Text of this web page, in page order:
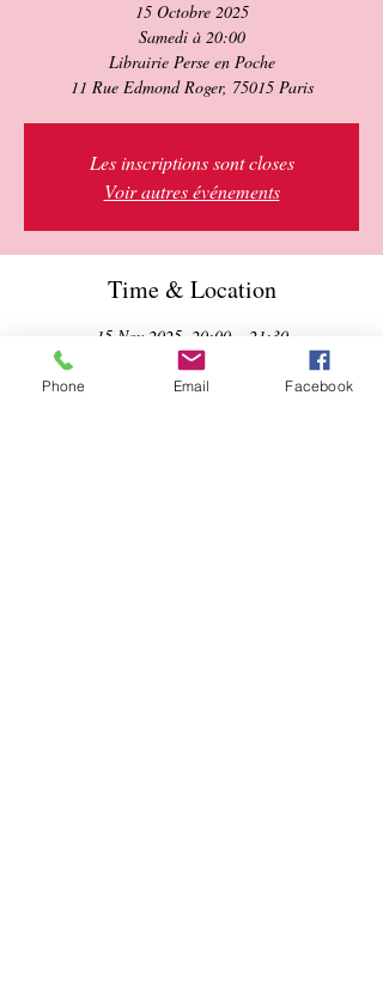
15 Octobre 2025
Samedi à 20:00
Librairie Perse en Poche
11 Rue Edmond Roger, 75015 Paris
Les inscriptions sont closes
Voir autres événements
Time & Location
15 Nov 2025, 20:00 – 21:30
Paris, 11 Rue Edmond Roger, 75015 Paris,
France
Phone Email Facebook